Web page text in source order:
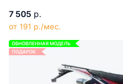
7 505 р.
от 191 р./мес.
ОБНОВЛЕННАЯ МОДЕЛЬ
ПОДАРОК